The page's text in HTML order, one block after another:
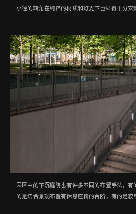
小径的转角在纯粹的材质和灯光下也显得十分安
园区中的下沉庭院也有许多不同的布置手法，
的是结合景观布置有休息座椅的台阶，有的是较